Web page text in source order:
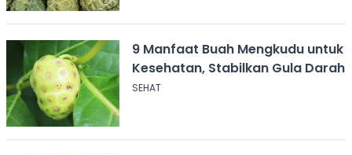
9 Manfaat Buah Mengkudu untuk
Kesehatan, Stabilkan Gula Darah
SEHAT